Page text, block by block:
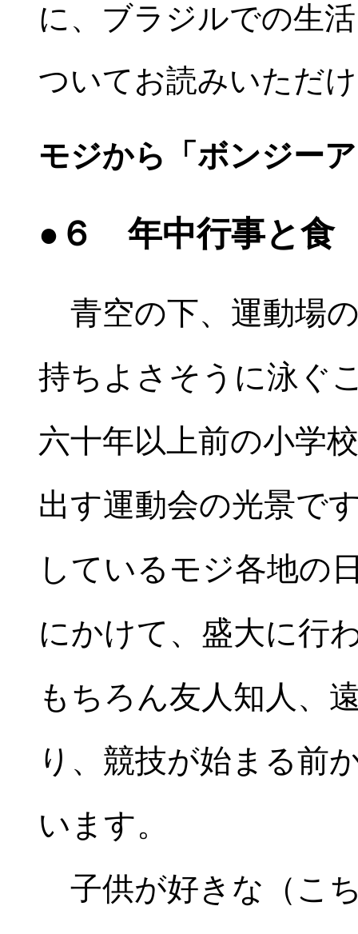
に、ブラジルでの生
ついてお読みいただ
モジから「ボンジー
●６ 年中行事と食
青空の下、運動場
持ちよさそうに泳ぐ
六十年以上前の小学
出す運動会の光景で
しているモジ各地の
にかけて、盛大に行
もちろん友人知人、
り、競技が始まる前
います。
子供が好きな（こ